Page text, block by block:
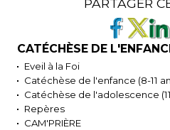
CATÉCHÈSE DE
Eveil à la Foi
Catéchèse de l'enfance (8-11
Catéchèse de l'adolescence
Repères
CAM'PRIÈRE